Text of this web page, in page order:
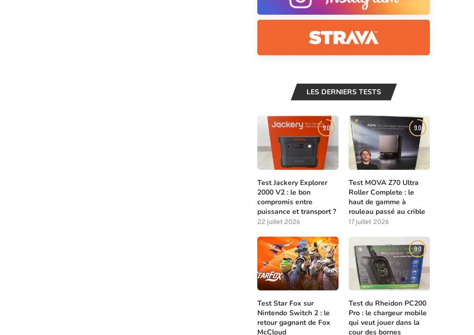
LES DERNIERS TESTS
9.0
Test Jackery Explorer
2000 V2 : le bon
compromis entre
puissance et transport ?
22 juillet 2026
9.0
Test MOVA Z70 Ultra
Roller Complete : le
haut de gamme à
rouleau passé au crible
17 juillet 2026
8.0
Test Star Fox sur
Nintendo Switch 2 : le
retour gagnant de Fox
McCloud
9.0
Test du Rheidon PC200
Pro : le chargeur mobile
qui veut jouer dans la
cour des bornes